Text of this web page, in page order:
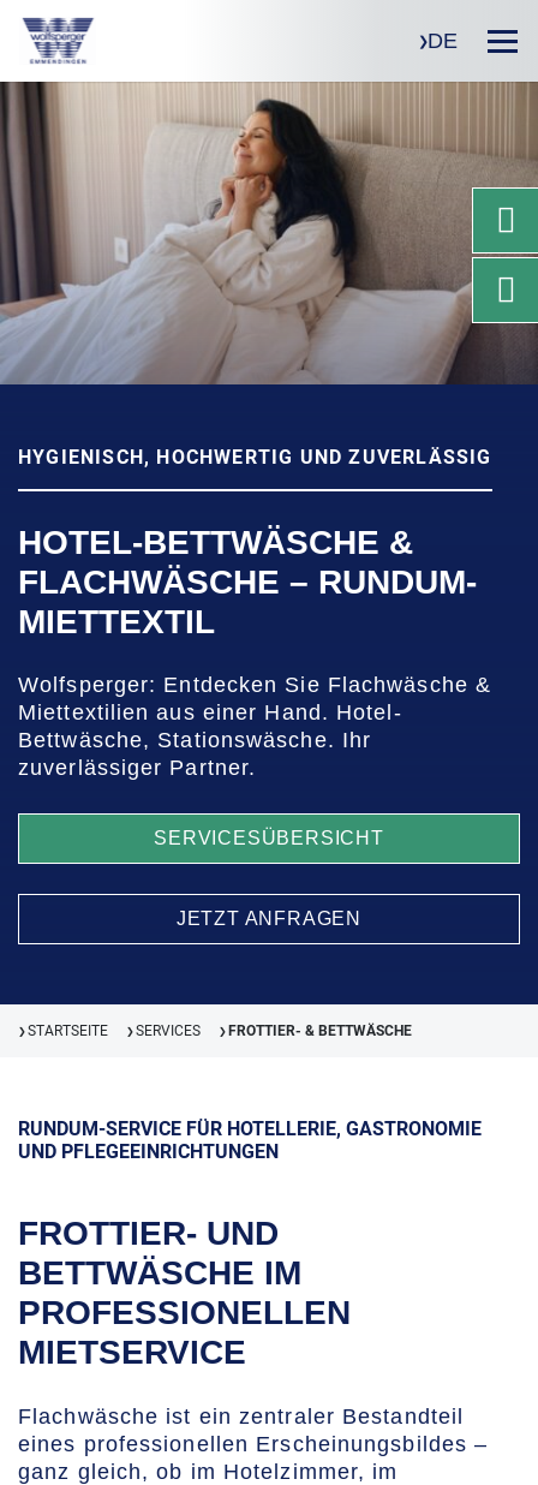
DE
HYGIENISCH, HOCHWERTIG UND ZUVERLÄSSIG
HOTEL-BETTWÄSCHE &
FLACHWÄSCHE – RUNDUM-
MIETTEXTIL
Wolfsperger: Entdecken Sie Flachwäsche &
Miettextilien aus einer Hand. Hotel-
Bettwäsche, Stationswäsche. Ihr
zuverlässiger Partner.
SERVICESÜBERSICHT
JETZT ANFRAGEN
❯ STARTSEITE ❯ SERVICES ❯ FROTTIER- & BETTWÄSCHE
RUNDUM-SERVICE FÜR HOTELLERIE, GASTRONOMIE
UND PFLEGEEINRICHTUNGEN
FROTTIER- UND
BETTWÄSCHE IM
PROFESSIONELLEN
MIETSERVICE
Flachwäsche ist ein zentraler Bestandteil
eines professionellen Erscheinungsbildes –
ganz gleich, ob im Hotelzimmer, im